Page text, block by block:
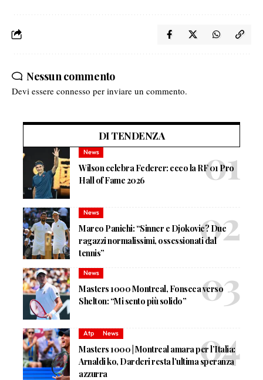
Nessun commento
Devi essere connesso per inviare un commento.
DI TENDENZA
News
Wilson celebra Federer: ecco la RF 01 Pro
Hall of Fame 2026
News
Marco Panichi: “Sinner e Djokovic? Due
ragazzi normalissimi, ossessionati dal
tennis”
News
Masters 1000 Montreal, Fonseca verso
Shelton: “Mi sento più solido”
Atp News
Masters 1000 | Montreal amara per l’Italia:
Arnaldi ko, Darderi resta l’ultima speranza
azzurra